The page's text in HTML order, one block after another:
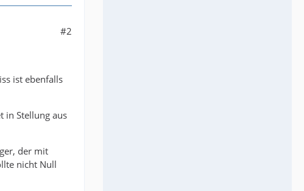
#2
ist ebenfalls
in Stellung aus
der mit
nicht Null